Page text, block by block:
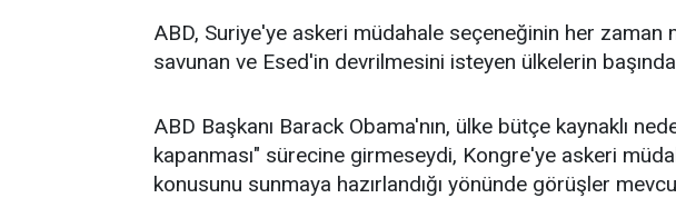
ABD, Suriye'ye askeri müdahale seçeneğinin her zaman
savunan ve Esed'in devrilmesini isteyen ülkelerin
ABD Başkanı Barack Obama'nın, ülke bütçe kaynaklı
kapanması" sürecine girmeseydi, Kongre'ye askeri
konusunu sunmaya hazırlandığı yönünde görüşler